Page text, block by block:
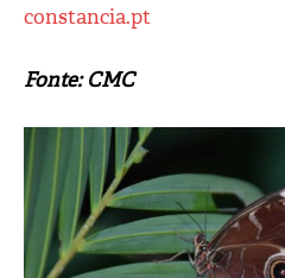
constancia.pt
Fonte: CMC